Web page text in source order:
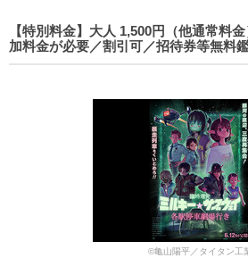
【特別料金】大人 1,500円（他通常料
加料金が必要／割引可／招待券等無料
©亀山陽平／タイタン工